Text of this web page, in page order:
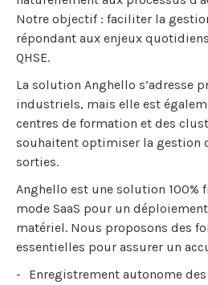
Notre objectif : faciliter la
répondant aux enjeux
QHSE.
La solution Anghello s’adresse
industriels, mais elle est
centres de formation et des
souhaitent optimiser la gestion
sorties.
Anghello est une solution 100%
mode SaaS pour un
matériel. Nous proposons des
essentielles pour assurer un
Enregistrement autonome